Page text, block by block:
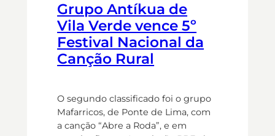
Grupo Antíkua de
Vila Verde vence 5º
Festival Nacional da
Canção Rural
O segundo classificado foi o grupo
Mafarricos, de Ponte de Lima, com
a canção “Abre a Roda”, e em